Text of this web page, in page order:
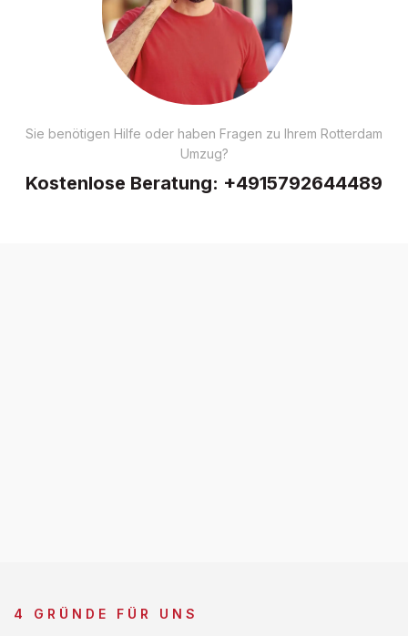
Sie benötigen Hilfe oder haben Fragen zu Ihrem Rotterdam
Umzug?
Kostenlose Beratung: +4915792644489
4 GRÜNDE FÜR UNS